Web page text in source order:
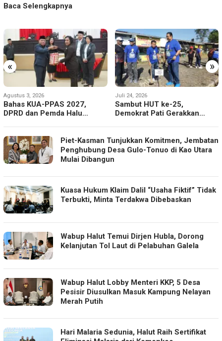
Baca Selengkapnya
« »
Agustus 3, 2026
Bahas KUA-PPAS 2027,
DPRD dan Pemda Halu…
Juli 24, 2026
Sambut HUT ke-25,
Demokrat Pati Gerakkan…
Piet-Kasman Tunjukkan Komitmen, Jembatan
Penghubung Desa Gulo-Tonuo di Kao Utara
Mulai Dibangun
Kuasa Hukum Klaim Dalil “Usaha Fiktif” Tidak
Terbukti, Minta Terdakwa Dibebaskan
Wabup Halut Temui Dirjen Hubla, Dorong
Kelanjutan Tol Laut di Pelabuhan Galela
Wabup Halut Lobby Menteri KKP, 5 Desa
Pesisir Diusulkan Masuk Kampung Nelayan
Merah Putih
Hari Malaria Sedunia, Halut Raih Sertifikat